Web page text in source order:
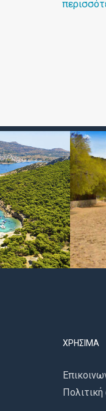
ΧΡΉΣΙΜΑ